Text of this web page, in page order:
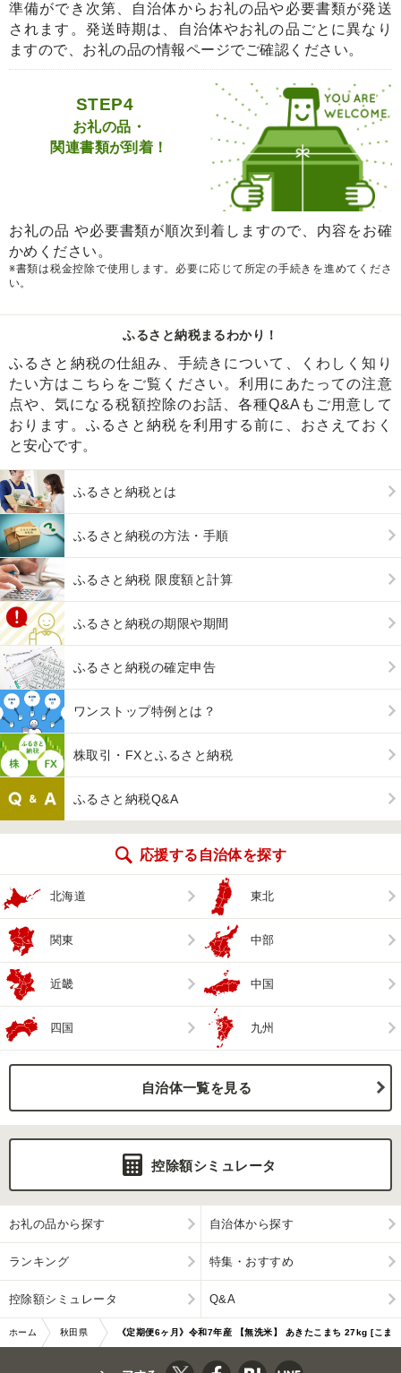
準備ができ次第、自治体からお礼の品や必要書類が発送
されます。発送時期は、自治体やお礼の品ごとに異なり
ますので、お礼の品の情報ページでご確認ください。
STEP4
お礼の品・
関連書類が到着！
お礼の品 や必要書類が順次到着しますので、内容をお確
かめください。
※書類は税金控除で使用します。必要に応じて所定の手続きを進めてくださ
い。
ふるさと納税まるわかり！
ふるさと納税の仕組み、手続きについて、くわしく知り
たい方はこちらをご覧ください。利用にあたっての注意
点や、気になる税額控除のお話、各種Q&Aもご用意して
おります。ふるさと納税を利用する前に、おさえておく
と安心です。
ふるさと納税とは
ふるさと納税の方法・手順
ふるさと納税 限度額と計算
ふるさと納税の期限や期間
ふるさと納税の確定申告
ワンストップ特例とは？
株取引・FXとふるさと納税
ふるさと納税Q&A
応援する自治体を探す
北海道 東北
関東 中部
近畿 中国
四国 九州
自治体一覧を見る
控除額シミュレータ
お礼の品から探す 自治体から探す
ランキング 特集・おすすめ
控除額シミュレータ Q&A
ホーム 秋田県 《定期便6ヶ月》令和7年産 【無洗米】 あきたこまち 27kg [こま
ちライン あきた…|10615